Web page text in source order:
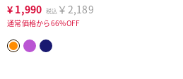
¥ 1,990 税込 ￥2,189
通常価格から66%OFF